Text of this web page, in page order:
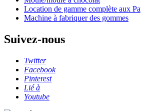
Location de gamme complète aux
Machine à fabriquer des gommes
Suivez-nous
Twitter
Facebook
Pinterest
Lié à
Youtube